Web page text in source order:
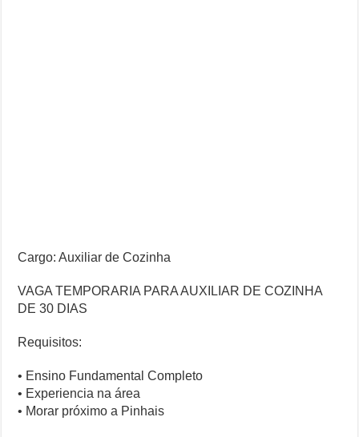
Cargo: Auxiliar de Cozinha
VAGA TEMPORARIA PARA AUXILIAR DE COZINHA
DE 30 DIAS
Requisitos:
• Ensino Fundamental Completo
• Experiencia na área
• Morar próximo a Pinhais